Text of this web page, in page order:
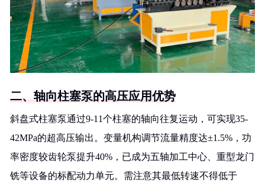
二、轴向柱塞泵的高压应用优势
斜盘式柱塞泵通过9-11个柱塞的轴向往复运动，可实现35-
42MPa的超高压输出。变量机构调节流量精度达±1.5%，功
率密度较齿轮泵提升40%，已成为五轴加工中心、重型龙门
铣等设备的标配动力单元。需注意其最低转速不得低于